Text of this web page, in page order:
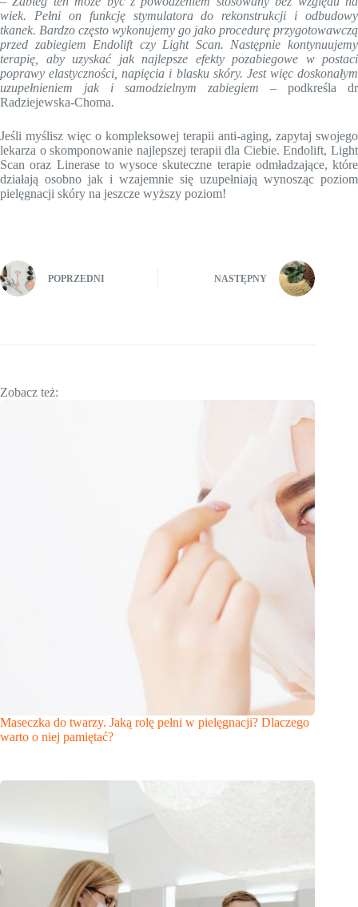
wiek. Pełni on funkcję stymulatora do rekonstrukcji i odbudowy
tkanek. Bardzo często wykonujemy go jako procedurę przygotowawczą
przed zabiegiem Endolift czy Light Scan. Następnie kontynuujemy
terapię, aby uzyskać jak najlepsze efekty pozabiegowe w postaci
poprawy elastyczności, napięcia i blasku skóry. Jest więc doskonałym
uzupełnieniem jak i samodzielnym zabiegiem – podkreśla dr
Radziejewska-Choma.
Jeśli myślisz więc o kompleksowej terapii anti-aging, zapytaj swojego
lekarza o skomponowanie najlepszej terapii dla Ciebie. Endolift, Light
Scan oraz Linerase to wysoce skuteczne terapie odmładzające, które
działają osobno jak i wzajemnie się uzupełniają wynosząc poziom
pielęgnacji skóry na jeszcze wyższy poziom!
POPRZEDNI NASTĘPNY
Zobacz też:
Maseczka do twarzy. Jaką rolę pełni w pielęgnacji? Dlaczego
warto o niej pamiętać?